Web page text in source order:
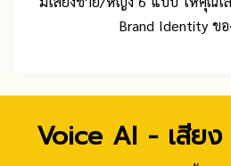
Brand Identity ข
Voice AI - เสียง